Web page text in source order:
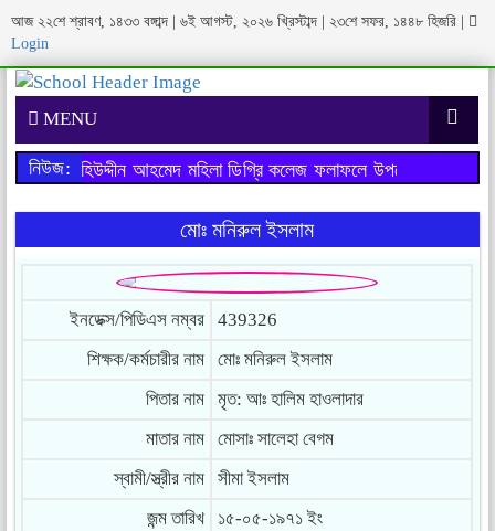
আজ ২২শে শ্রাবণ, ১৪৩৩ বঙ্গাব্দ ৬ই আগস্ট, ২০২৬ খ্রিস্টাব্দ ২৩শে সফর, ১৪৪৮ হিজরি
Login
MENU
নিউজ:মহিউদ্দীন আহমেদ মহিলা ডিগ্রি কলেজ ফলাফলে উপজেলায় ১ম
মোঃ মনিরুল ইসলাম
ইনডেক্স/পিডিএস নম্বর
439326
শিক্ষক/কর্মচারীর নাম
মোঃ মনিরুল ইসলাম
পিতার নাম
মৃত: আঃ হালিম হাওলাদার
মাতার নাম
মোসাঃ সালেহা বেগম
স্বামী/স্ত্রীর নাম
সীমা ইসলাম
জন্ম তারিখ
১৫-০৫-১৯৭১ ইং